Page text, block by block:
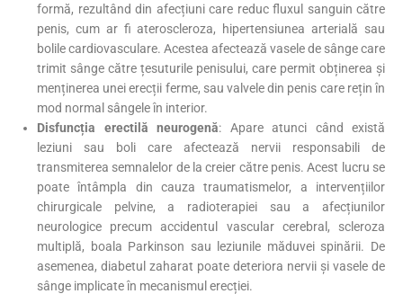
formă, rezultând din afecțiuni care reduc fluxul sanguin către
penis, cum ar fi ateroscleroza, hipertensiunea arterială sau
bolile cardiovasculare. Acestea afectează vasele de sânge care
trimit sânge către țesuturile penisului, care permit obținerea și
menținerea unei erecții ferme, sau valvele din penis care rețin în
mod normal sângele în interior.
Disfuncția erectilă neurogenă: Apare atunci când există
leziuni sau boli care afectează nervii responsabili de
transmiterea semnalelor de la creier către penis. Acest lucru se
poate întâmpla din cauza traumatismelor, a intervențiilor
chirurgicale pelvine, a radioterapiei sau a afecțiunilor
neurologice precum accidentul vascular cerebral, scleroza
multiplă, boala Parkinson sau leziunile măduvei spinării. De
asemenea, diabetul zaharat poate deteriora nervii și vasele de
sânge implicate în mecanismul erecției.